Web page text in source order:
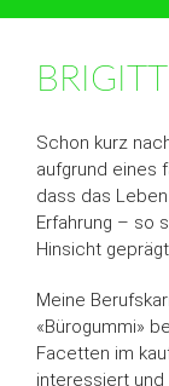
Schon kurz
aufgrund eines
dass das
Erfahrung – so
Hinsicht
Meine
«Bürogummi»
Facetten im
interessiert und